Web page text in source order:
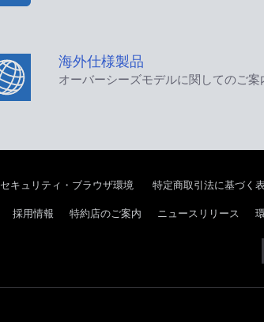
海外仕様製品
オーバーシーズモデルに関してのご案
セキュリティ・ブラウザ環境 特定商取引法に基づく
採用情報 特約店のご案内 ニュースリリース